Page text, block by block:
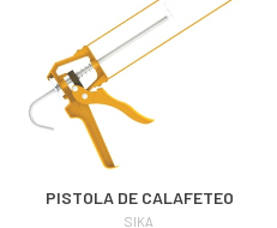
PISTOLA DE CALAFETEO
SIKA